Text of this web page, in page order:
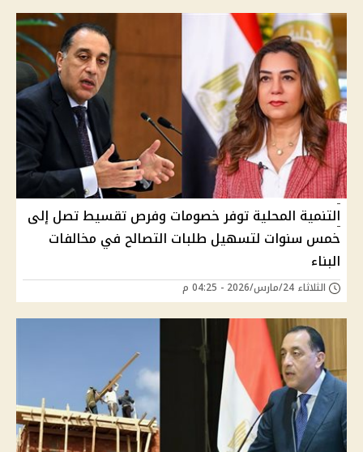
التنمية المحلية توفر خصومات وفرص تقسيط تصل إلى
خمس سنوات لتسهيل طلبات التصالح في مخالفات
البناء
الثلاثاء 24/مارس/2026 - 04:25 م